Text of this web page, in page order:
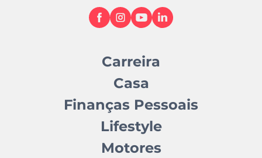
Carreira
Casa
Finanças Pessoais
Lifestyle
Motores